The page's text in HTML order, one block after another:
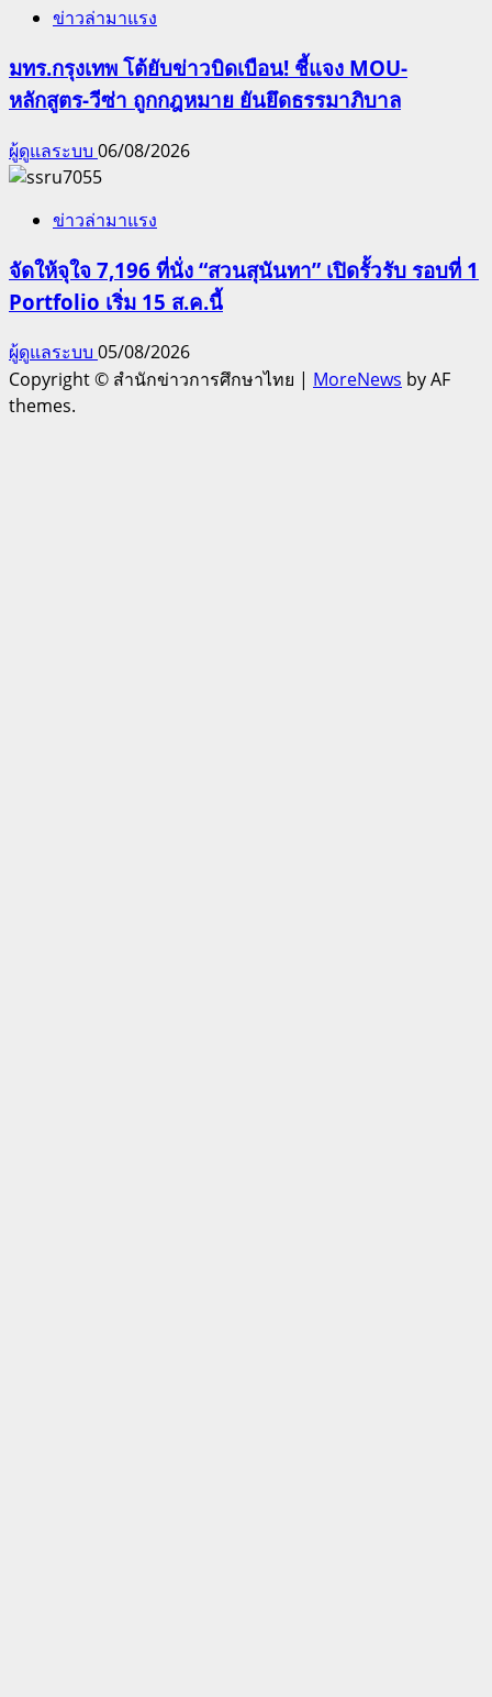
ข่าวล่ามาแรง
มทร.กรุงเทพ โต้ยับข่าวบิดเบือน! ชี้แจง MOU-
หลักสูตร-วีซ่า ถูกกฎหมาย ยันยึดธรรมาภิบาล
ผู้ดูแลระบบ 06/08/2026
ข่าวล่ามาแรง
จัดให้จุใจ 7,196 ที่นั่ง “สวนสุนันทา” เปิดรั้วรับ รอบที่ 1
Portfolio เริ่ม 15 ส.ค.นี้
ผู้ดูแลระบบ 05/08/2026
Copyright © สำนักข่าวการศึกษาไทย | MoreNews by AF
themes.